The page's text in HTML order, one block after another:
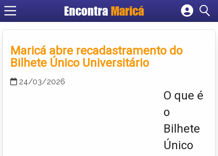
EncontraMaricá
Cadastrar empresa
Criar conta
Maricá abre recadastramento do
Bilhete Único Universitário
24/03/2026
O que é
o
Bilhete
Único